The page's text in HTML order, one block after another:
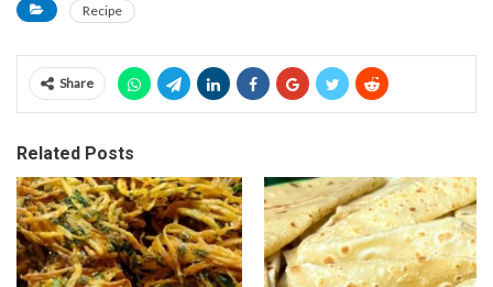
Recipe
Share
Related Posts